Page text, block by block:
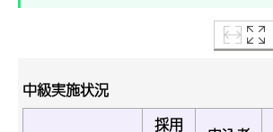
中級実施状況
採用